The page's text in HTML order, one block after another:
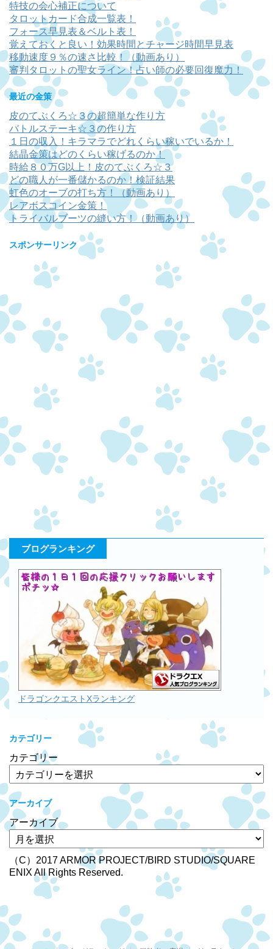
特技の会心補正について
タロットカード合成一覧表！
フォース早見表＆ベルト表！
覚えておくと良い！効果時間とチャージ時間早見表
移動速度９％の速さ比較！（動画あり）
審判タロットの聖女ライン！占い師の必要回復魔力！
最近の金策
皮のてぶくろ☆３の超簡単な作り方
バトルステーキ☆３の作り方
１日の収入！キラマラでどれくらい稼いでいるか！
結晶金策はどのくらい稼げるのか！
時給８０万G以上！皮のてぶくろ☆３
どの職人が一番儲かるのか！検証結果
虹色のオーブの打ち方！（動画あり）
レアボスコイン金策！
トライバルブーツの縫い方！（動画あり）
スポンサーリンク
ブログランキング
ドラゴンクエストXランキング
カテゴリー
カテゴリー
アーカイブ
アーカイブ
（C）2017 ARMOR PROJECT/BIRD STUDIO/SQUARE
ENIX All Rights Reserved.